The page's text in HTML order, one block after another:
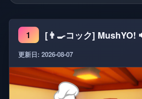
1 [👨‍🍳コック] MushYO!
更新日: 2026-08-07